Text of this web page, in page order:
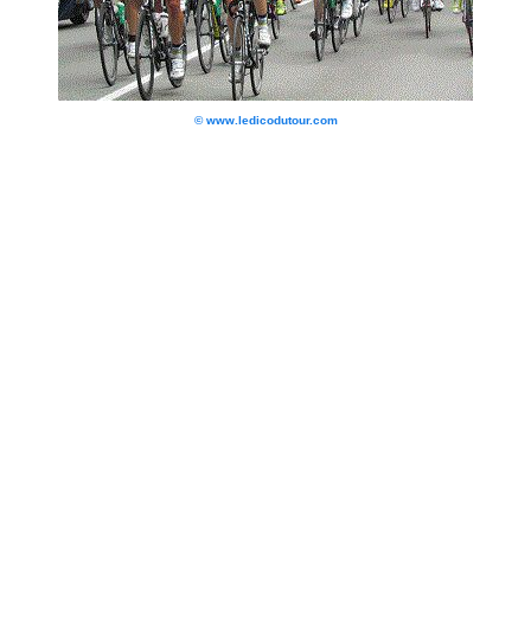
© www.ledicodutour.com